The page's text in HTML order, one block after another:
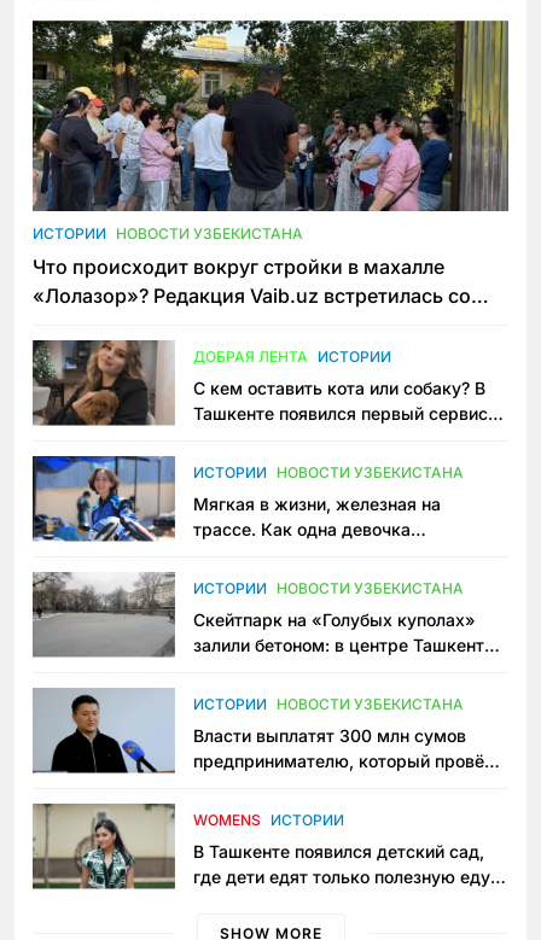
ИСТОРИИ НОВОСТИ УЗБЕКИСТАНА
Что происходит вокруг стройки в махалле
«Лолазор»? Редакция Vaib.uz встретилась со
ДОБРАЯ ЛЕНТА ИСТОРИИ
С кем оставить кота или собаку? В
Ташкенте появился первый сервис
ИСТОРИИ НОВОСТИ УЗБЕКИСТАНА
Мягкая в жизни, железная на
трассе. Как одна девочка
Узбекистане
ИСТОРИИ НОВОСТИ УЗБЕКИСТАНА
Скейтпарк на «Голубых куполах»
залили бетоном: в центре Ташкента
пространство
ИСТОРИИ НОВОСТИ УЗБЕКИСТАНА
Власти выплатят 300 млн сумов
предпринимателю, который провёл
приговору
WOMENS ИСТОРИИ
В Ташкенте появился детский сад,
где дети едят только полезную еду.
просить «кашу без сахара»
SHOW MORE